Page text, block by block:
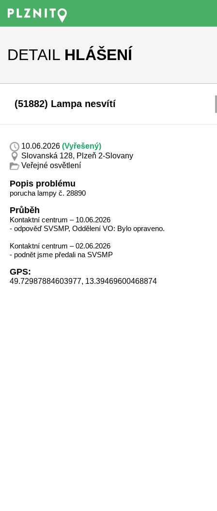
DETAIL HLÁŠENÍ
(51882) Lampa nesvítí
10.06.2026 (Vyřešený)
Slovanská 128, Plzeň 2-Slovany
Veřejné osvětlení
Popis problému
porucha lampy č. 28890
Průběh
Kontaktní centrum – 10.06.2026
- odpověď SVSMP, Oddělení VO: Bylo opraveno.
Kontaktní centrum – 02.06.2026
- podnět jsme předali na SVSMP
GPS:
49.72987884603977, 13.39469600468874